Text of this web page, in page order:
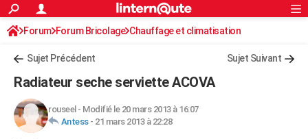
ACTUALITÉS
Politique
Société
Faits Divers
Education
Monde
Villes
+
FINANCE
Retraite
Impôts
Epargne
Immobilier
Risques naturels par ville
Banque
Assurance
Crédit
AUTO
Rechercher
S'inscrire
Connexion
Forum Forum Bricolage Chauffage et climatisation
Sujet Précédent Sujet Suivant
Radiateur seche serviette ACOVA
rouseel - Modifié le 20 mars 2013 à 16:07
Antess- 21 mars 2013 à 22:28